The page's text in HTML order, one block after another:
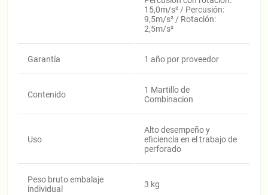
15,0m/s² / Percusión:
9,5m/s² / Rotación:
2,5m/s²
Garantía 1 año por proveedor
Contenido
1 Martillo de
Combinacion
Uso
Alto desempeño y
eficiencia en el trabajo de
perforado
Peso bruto embalaje
individual
3 kg